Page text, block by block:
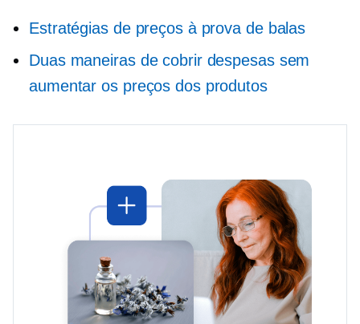
Estratégias de preços à prova de balas
Duas maneiras de cobrir despesas sem
aumentar os preços dos produtos